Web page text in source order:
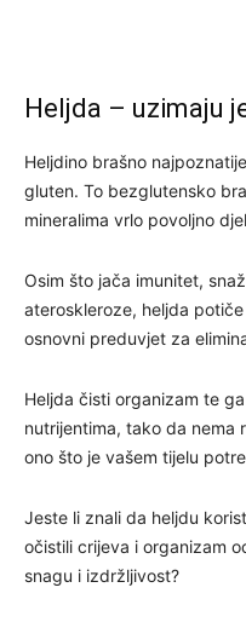
Heljda – uzimaju
Heljdino brašno
gluten. To bezglutensko
mineralima vrlo povoljno
Osim što jača imunitet,
ateroskleroze, heljda
osnovni preduvjet za
Heljda čisti organizam te
nutrijentima, tako da
ono što je vašem tijelu
Jeste li znali da heljdu
očistili crijeva i organizam
snagu i izdržljivost?